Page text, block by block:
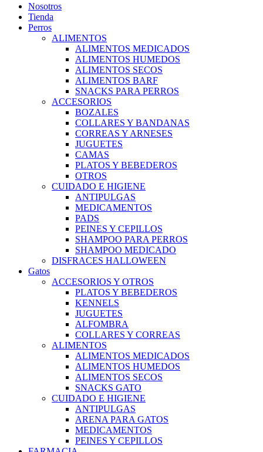
Nosotros
Tienda
Perros
ALIMENTOS
ALIMENTOS MEDICADOS
ALIMENTOS HUMEDOS
ALIMENTOS SECOS
ALIMENTOS BARF
SNACKS PARA PERROS
ACCESORIOS
BOZALES
COLLARES Y BANDANAS
CORREAS Y ARNESES
JUGUETES
CAMAS
PLATOS Y BEBEDEROS
OTROS
CUIDADO E HIGIENE
ANTIPULGAS
MEDICAMENTOS
PADS
PEINES Y CEPILLOS
SHAMPOO PARA PERROS
SHAMPOO MEDICADO
DISFRACES HALLOWEEN
Gatos
ACCESORIOS Y OTROS
PLATOS Y BEBEDEROS
KENNELS
JUGUETES
ALFOMBRA
COLLARES Y CORREAS
ALIMENTOS
ALIMENTOS MEDICADOS
ALIMENTOS HUMEDOS
ALIMENTOS SECOS
SNACKS GATO
CUIDADO E HIGIENE
ANTIPULGAS
ARENA PARA GATOS
MEDICAMENTOS
PEINES Y CEPILLOS